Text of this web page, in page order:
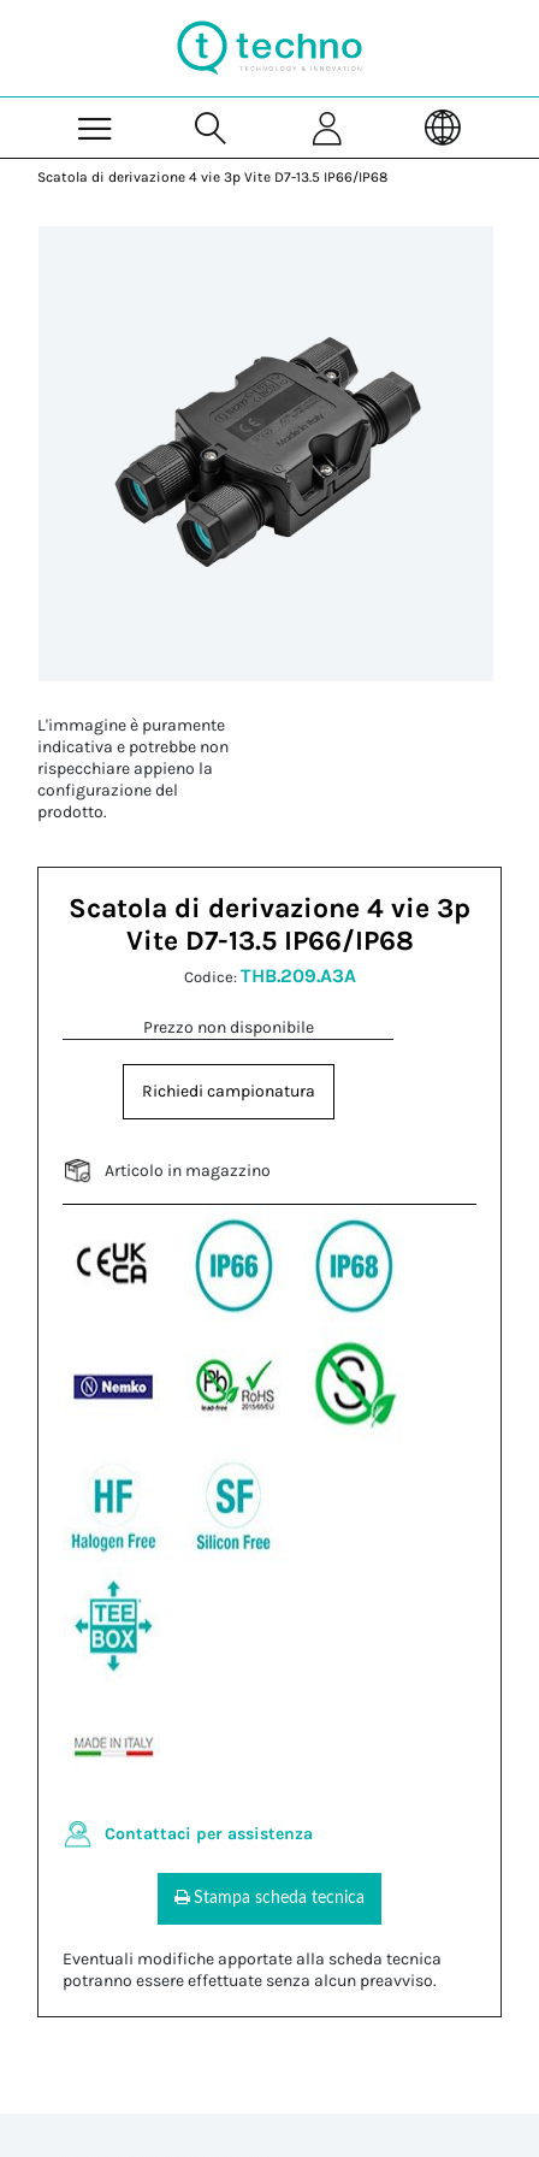
Scatola di derivazione 4 vie 3p Vite D7-13.5 IP66/IP68
L'immagine è puramente
indicativa e potrebbe non
rispecchiare appieno la
configurazione del
prodotto.
Scatola di derivazione 4 vie 3p
Vite D7-13.5 IP66/IP68
Codice: THB.209.A3A
Prezzo non disponibile
Richiedi campionatura
Articolo in magazzino
Contattaci per assistenza
Stampa scheda tecnica
Eventuali modifiche apportate alla scheda tecnica
potranno essere effettuate senza alcun preavviso.